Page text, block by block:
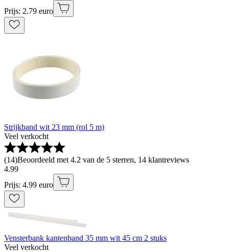
Prijs: 2.79 euro
Strijkband wit 23 mm (rol 5 m)
Veel verkocht
(14)Beoordeeld met 4.2 van de 5 sterren, 14 klantreviews
4.99
Prijs: 4.99 euro
Vensterbank kantenband 35 mm wit 45 cm 2 stuks
Veel verkocht